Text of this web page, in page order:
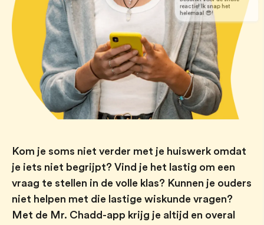
Kom je soms niet verder met je huiswerk omdat
je iets niet begrijpt? Vind je het lastig om een
vraag te stellen in de volle klas? Kunnen je ouders
niet helpen met die lastige wiskunde vragen?
Met de Mr. Chadd-app krijg je altijd en overal
reactie! Ik snap het
helemaal 😎!